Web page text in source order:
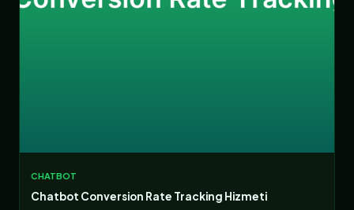
CHATBOT
Chatbot Conversion Rate Tracking Hizmeti